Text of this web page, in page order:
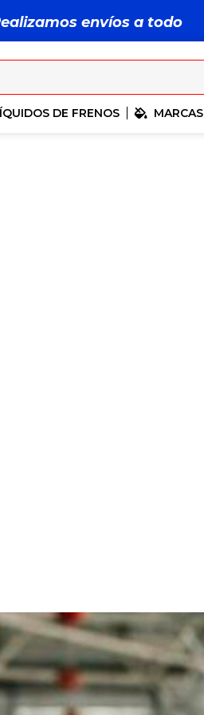
envíos a todo SM
DE FRENOS MARCAS